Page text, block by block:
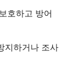
호하고 방어
지하거나 조사